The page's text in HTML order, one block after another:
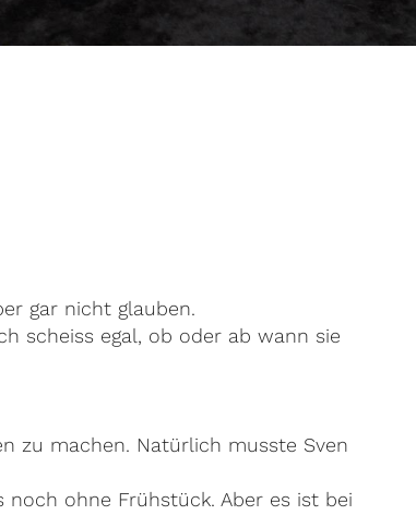
gar nicht glauben.
scheiss egal, ob oder ab wann sie
zu machen. Natürlich musste Sven
ohne Frühstück. Aber es ist bei